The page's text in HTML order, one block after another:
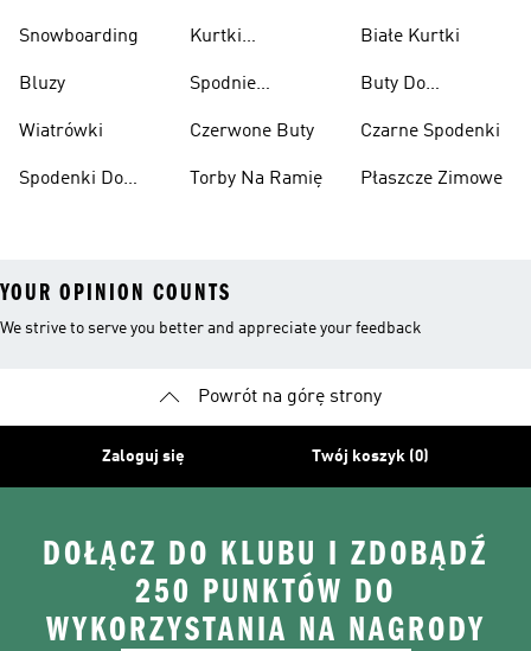
Snowboarding
Bluzy
Wiatrówki
Spodenki Do
Kurtki
Spodnie
Czerwone Buty
Torby Na Ramię
Ciężarów
Białe Kurtki
Buty Do
Czarne Spodenki
Płaszcze Zimowe
YOUR OPINION COUNTS
We strive to serve you better and appreciate your feedback
Powrót na górę strony
Zaloguj się Twój koszyk (0)
DOŁĄCZ DO KLUBU I ZDOBĄDŹ
250 PUNKTÓW DO
WYKORZYSTANIA NA NAGRODY